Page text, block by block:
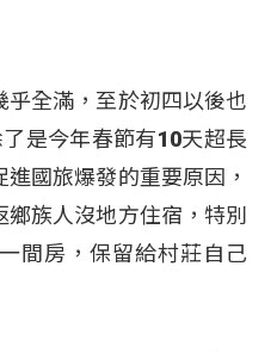
乎全滿，至於初四以後也
是今年春節有10天超長
國旅爆發的重要原因，
族人沒地方住宿，特別
間房，保留給村莊自己